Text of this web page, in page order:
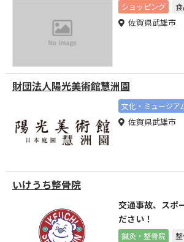
ショッピング
佐賀県武雄市
財団法人陽光美術館慧洲園
文化・ミュージア
佐賀県武雄市
いけうち整骨院
交通事故、スポ
ださい！
鍼灸・整骨院